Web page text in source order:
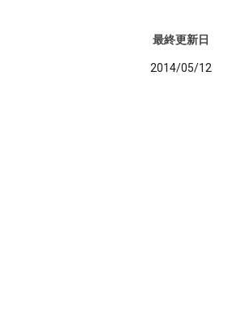
最終更新日
2014/05/12